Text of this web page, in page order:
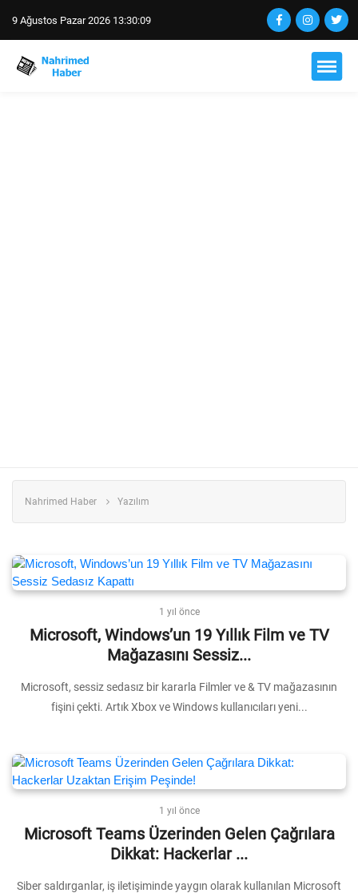
9 Ağustos Pazar 2026 13:30:09
Nahrimed Haber Yazılım
1 yıl önce
Microsoft, Windows’un 19 Yıllık Film ve TV
Mağazasını Sessiz...
Microsoft, sessiz sedasız bir kararla Filmler ve & TV mağazasının
fişini çekti. Artık Xbox ve Windows kullanıcıları yeni...
1 yıl önce
Microsoft Teams Üzerinden Gelen Çağrılara
Dikkat: Hackerlar ...
Siber saldırganlar, iş iletişiminde yaygın olarak kullanılan Microsoft